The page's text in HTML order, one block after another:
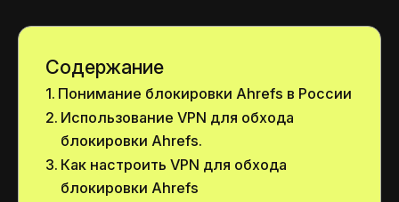
Содержание
Понимание блокировки Ahrefs в России
Использование VPN для обхода
блокировки Ahrefs.
Как настроить VPN для обхода
блокировки Ahrefs